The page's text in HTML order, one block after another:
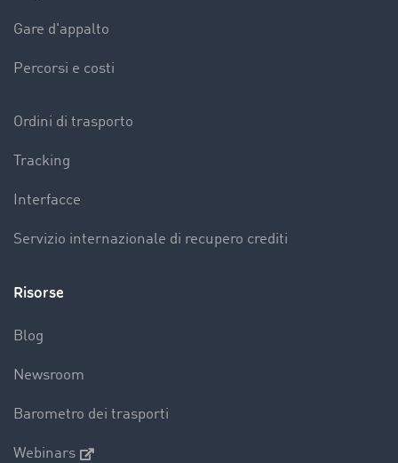
Gare d'appalto
Percorsi e costi
Ordini di trasporto
Tracking
Interfacce
Servizio internazionale di recupero crediti
Risorse
Blog
Newsroom
Barometro dei trasporti
Webinars